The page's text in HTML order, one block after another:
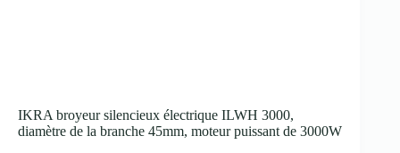
IKRA broyeur silencieux électrique ILWH 3000,
diamètre de la branche 45mm, moteur puissant de 3000W